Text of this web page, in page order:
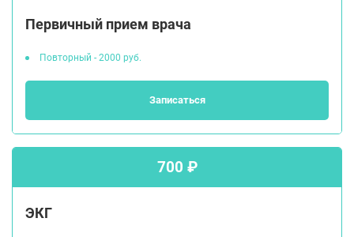
Первичный прием врача
Повторный - 2000 руб.
Записаться
700 ₽
ЭКГ